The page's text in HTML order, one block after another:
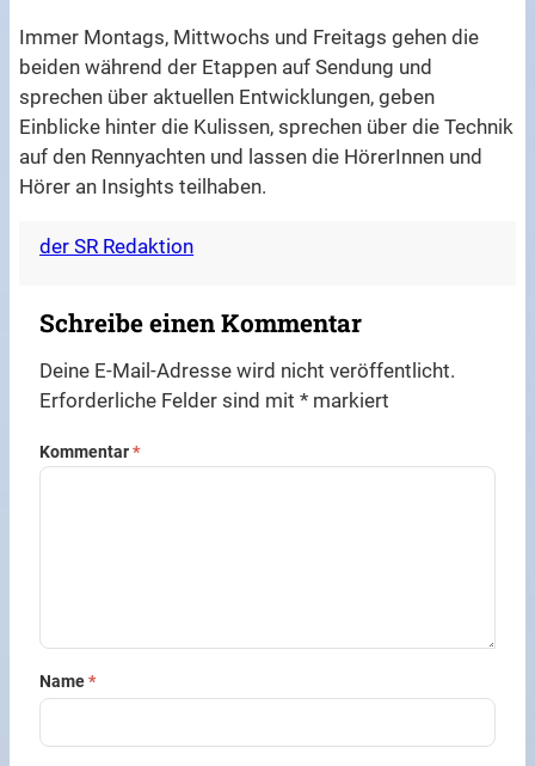
Immer Montags, Mittwochs und Freitags gehen die
beiden während der Etappen auf Sendung und
sprechen über aktuellen Entwicklungen, geben
Einblicke hinter die Kulissen, sprechen über die Technik
auf den Rennyachten und lassen die HörerInnen und
Hörer an Insights teilhaben.
der SR Redaktion
Schreibe einen Kommentar
Deine E-Mail-Adresse wird nicht veröffentlicht.
Erforderliche Felder sind mit* markiert
Kommentar*
Name*